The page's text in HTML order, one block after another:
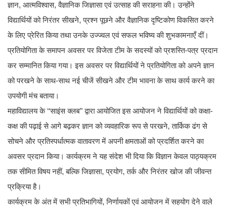
ज्ञान, आत्मविश्वास, वैज्ञानिक जिज्ञासा एवं उत्साह की सराहना की। उन्होंने
विद्यार्थियों को निरंतर सीखने, प्रश्न पूछने और वैज्ञानिक दृष्टिकोण विकसित करने
के लिए प्रेरित किया तथा उनके उज्ज्वल एवं सफल भविष्य की शुभकामनाएँ दीं।
प्रतियोगिता के समापन अवसर पर विजेता टीम के सदस्यों को प्रशस्ति-पत्र प्रदान
कर सम्मानित किया गया। इस अवसर पर विद्यार्थियों ने प्रतियोगिता को अपने ज्ञान
को परखने के साथ-साथ नई चीजें सीखने और टीम भावना के साथ कार्य करने का
उपयोगी मंच बताया।
महाविद्यालय के ‘‘साइंस क्लब’’ द्वारा आयोजित इस आयोजन ने विद्यार्थियों को कक्षा-
कक्ष की पढ़ाई से आगे बढ़कर ज्ञान को व्यवहारिक रूप से परखने, तार्किक ढंग से
सोचने और प्रतिस्पर्धात्मक वातावरण में अपनी क्षमताओं को प्रदर्शित करने का
अवसर प्रदान किया। कार्यक्रम ने यह संदेश भी दिया कि विज्ञान केवल पाठ्यक्रम
तक सीमित विषय नहीं, बल्कि जिज्ञासा, प्रयोग, तर्क और निरंतर खोज की जीवन्त
प्रक्रिया है।
कार्यक्रम के अंत में सभी प्रतिभागियों, निर्णायकों एवं आयोजन में सहयोग देने वाले